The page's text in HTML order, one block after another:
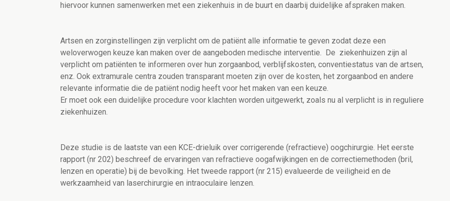
hiervoor kunnen samenwerken met een ziekenhuis in de buurt en daarbij duidelijke afspraken maken.
Artsen en zorginstellingen zijn verplicht om de patiënt alle informatie te geven zodat deze een
weloverwogen keuze kan maken over de aangeboden medische interventie. De ziekenhuizen zijn al
verplicht om patiënten te informeren over hun zorgaanbod, verblijfskosten, conventiestatus van de artsen,
enz. Ook extramurale centra zouden transparant moeten zijn over de kosten, het zorgaanbod en andere
relevante informatie die de patiënt nodig heeft voor het maken van een keuze.
Er moet ook een duidelijke procedure voor klachten worden uitgewerkt, zoals nu al verplicht is in reguliere
ziekenhuizen.
Deze studie is de laatste van een KCE-drieluik over corrigerende (refractieve) oogchirurgie. Het eerste
rapport (nr 202) beschreef de ervaringen van refractieve oogafwijkingen en de correctiemethoden (bril,
lenzen en operatie) bij de bevolking. Het tweede rapport (nr 215) evalueerde de veiligheid en de
werkzaamheid van laserchirurgie en intraoculaire lenzen.